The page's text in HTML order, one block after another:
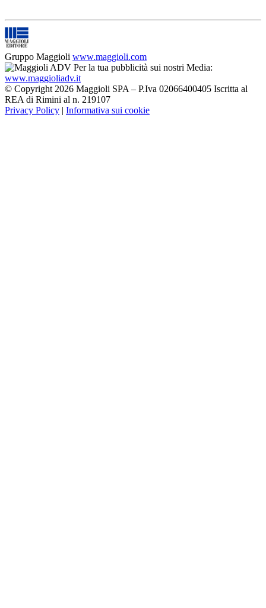
Gruppo Maggioli www.maggioli.com
Per la tua pubblicità sui nostri Media:
www.maggioliadv.it
© Copyright 2026 Maggioli SPA – P.Iva 02066400405 Iscritta al
REA di Rimini al n. 219107
Privacy Policy
Informativa sui cookie